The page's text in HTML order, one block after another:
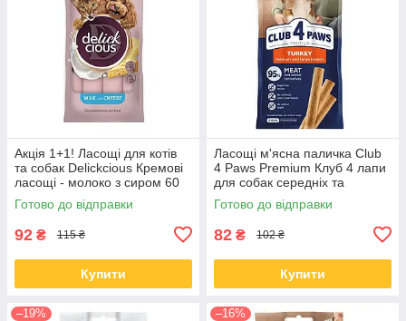
Акція 1+1! Ласощі для котів
та собак Delickcious Кремові
ласощі - молоко з сиром 60
гр
Готово до відправки
92 ₴ 115 ₴
Купити
Ласощі м'ясна паличка Club
4 Paws Premium Клуб 4 лапи
для собак середніх та
великих порід з індичкою 60
гр
Готово до відправки
82 ₴ 102 ₴
Купити
–19% –16%